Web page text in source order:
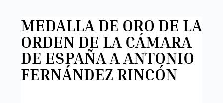
MEDALLA DE ORO DE LA
ORDEN DE LA CÁMARA
DE ESPAÑA A ANTONIO
FERNÁNDEZ RINCÓN